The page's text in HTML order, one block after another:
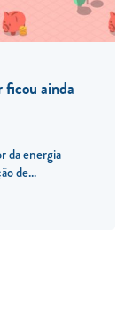
ainda
da energia
de...